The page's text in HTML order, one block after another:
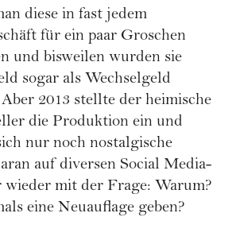
diese in fast jedem
für ein paar Groschen
und bisweilen wurden sie
sogar als Wechselgeld
2013 stellte der heimische
die Produktion ein und
nur noch nostalgische
auf diversen Social Media-
wieder mit der Frage: Warum?
eine Neuauflage geben?